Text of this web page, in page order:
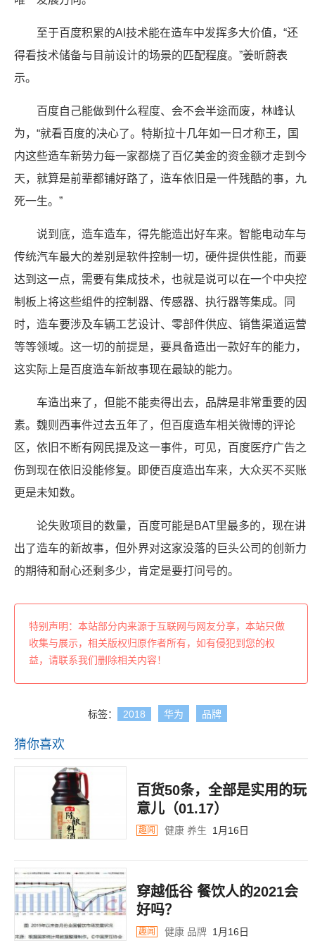
至于百度积累的AI技术能在造车中发挥多大价值，“还
得看技术储备与目前设计的场景的匹配程度。”姜昕蔚表
示。
百度自己能做到什么程度、会不会半途而废，林峰认
为，“就看百度的决心了。特斯拉十几年如一日才称王，国
内这些造车新势力每一家都烧了百亿美金的资金额才走到今
天，就算是前辈都铺好路了，造车依旧是一件残酷的事，九
死一生。”
说到底，造车造车，得先能造出好车来。智能电动车与
传统汽车最大的差别是软件控制一切，硬件提供性能，而要
达到这一点，需要有集成技术，也就是说可以在一个中央控
制板上将这些组件的控制器、传感器、执行器等集成。同
时，造车要涉及车辆工艺设计、零部件供应、销售渠道运营
等等领域。这一切的前提是，要具备造出一款好车的能力，
这实际上是百度造车新故事现在最缺的能力。
车造出来了，但能不能卖得出去，品牌是非常重要的因
素。魏则西事件过去五年了，但百度造车相关微博的评论
区，依旧不断有网民提及这一事件，可见，百度医疗广告之
伤到现在依旧没能修复。即便百度造出车来，大众买不买账
更是未知数。
论失败项目的数量，百度可能是BAT里最多的，现在讲
出了造车的新故事，但外界对这家没落的巨头公司的创新力
的期待和耐心还剩多少，肯定是要打问号的。
特别声明：本站部分内来源于互联网与网友分享，本站只做
收集与展示，相关版权归原作者所有，如有侵犯到您的权
益，请联系我们删除相关内容！
标签： 2018 华为 品牌
猜你喜欢
百货50条，全部是实用的玩
意儿（01.17）
趣闻 健康 养生 1月16日
穿越低谷 餐饮人的2021会
好吗？
趣闻 健康 品牌 1月16日